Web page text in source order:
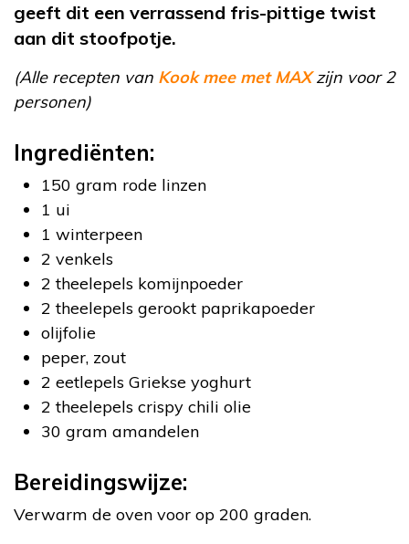
geeft dit een verrassend fris-pittige twist
aan dit stoofpotje.
(Alle recepten van Kook mee met MAXzijn voor 2
personen)
Ingrediënten:
150 gram rode linzen
1 ui
1 winterpeen
2 venkels
2 theelepels komijnpoeder
2 theelepels gerookt paprikapoeder
olijfolie
peper, zout
2 eetlepels Griekse yoghurt
2 theelepels crispy chili olie
30 gram amandelen
Bereidingswijze:
Verwarm de oven voor op 200 graden.